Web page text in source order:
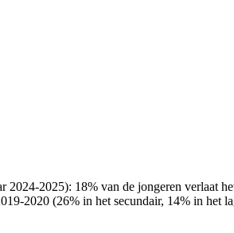
2025): 18% van de jongeren verlaat
2020 (26% in het secundair, 14% in het
voorwaarden inzake kennis van het
Brussel, een V4-signaal afkomstig van een